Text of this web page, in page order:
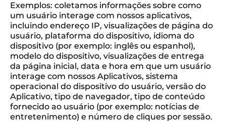
Exemplos: coletamos informações sobre como
um usuário interage com nossos aplicativos,
incluindo endereço IP, visualizações de página do
usuário, plataforma do dispositivo, idioma do
dispositivo (por exemplo: inglês ou espanhol),
modelo do dispositivo, visualizações de entrega
da página inicial, data e hora em que um usuário
interage com nossos Aplicativos, sistema
operacional do dispositivo do usuário, versão do
Aplicativo, tipo de navegador, tipo de conteúdo
fornecido ao usuário (por exemplo: notícias de
entretenimento) e número de cliques por sessão.